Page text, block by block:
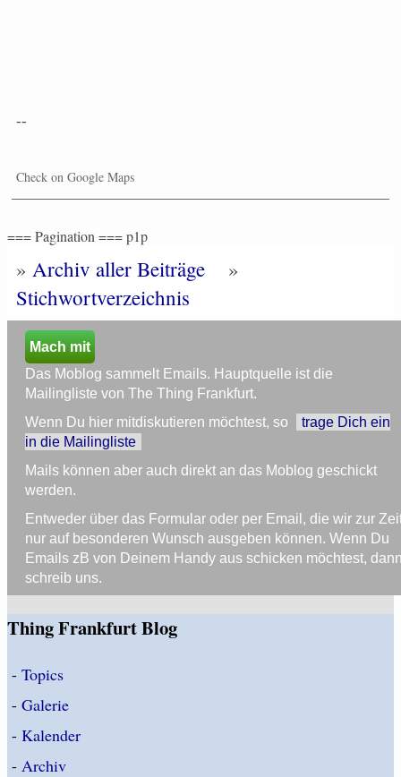
--
Check on Google Maps
=== Pagination === p1p
» Archiv aller Beiträge
»
Stichwortverzeichnis
Mach mit
Das Moblog sammelt Emails. Hauptquelle ist die
Mailingliste von The Thing Frankfurt.
Wenn Du hier mitdiskutieren möchtest, so
trage Dich ein
in die Mailingliste
Mails können aber auch direkt an das Moblog geschickt
werden.
Entweder über das Formular oder per Email, die wir zur
nur auf besonderen Wunsch ausgeben können. Wenn Du
Emails zB von Deinem Handy aus schicken möchtest,
schreib uns.
Thing Frankfurt Blog
- Topics
- Galerie
- Kalender
- Archiv